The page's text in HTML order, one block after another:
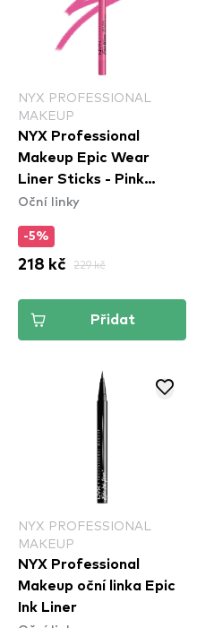
NYX PROFESSIONAL
MAKEUP
NYX Professional
Makeup Epic Wear
Liner Sticks - Pink
Spirit
Oční linky
-5%
218 kč 229 kč
Přidat
NYX PROFESSIONAL
MAKEUP
NYX Professional
Makeup oční linka Epic
Ink Liner